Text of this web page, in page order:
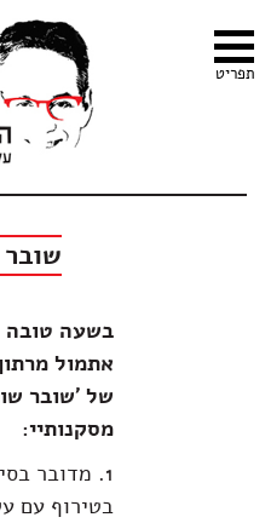
בשעה טובה
אתמול
של 'שובר
מסקנותיי:
1. מדובר
בטירוף עם
תפריט